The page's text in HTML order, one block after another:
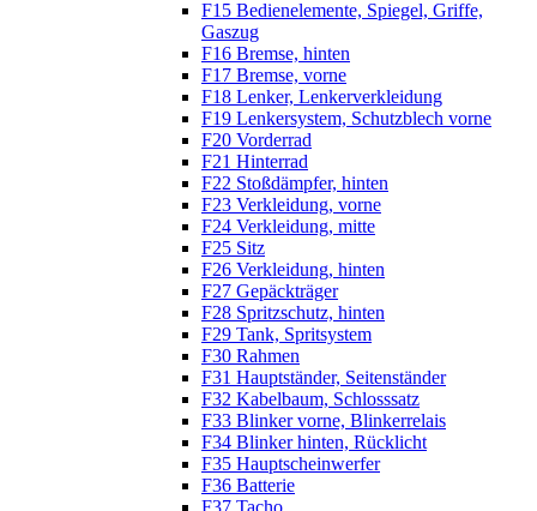
F15 Bedienelemente, Spiegel, Griffe,
Gaszug
F16 Bremse, hinten
F17 Bremse, vorne
F18 Lenker, Lenkerverkleidung
F19 Lenkersystem, Schutzblech vorne
F20 Vorderrad
F21 Hinterrad
F22 Stoßdämpfer, hinten
F23 Verkleidung, vorne
F24 Verkleidung, mitte
F25 Sitz
F26 Verkleidung, hinten
F27 Gepäckträger
F28 Spritzschutz, hinten
F29 Tank, Spritsystem
F30 Rahmen
F31 Hauptständer, Seitenständer
F32 Kabelbaum, Schlosssatz
F33 Blinker vorne, Blinkerrelais
F34 Blinker hinten, Rücklicht
F35 Hauptscheinwerfer
F36 Batterie
F37 Tacho